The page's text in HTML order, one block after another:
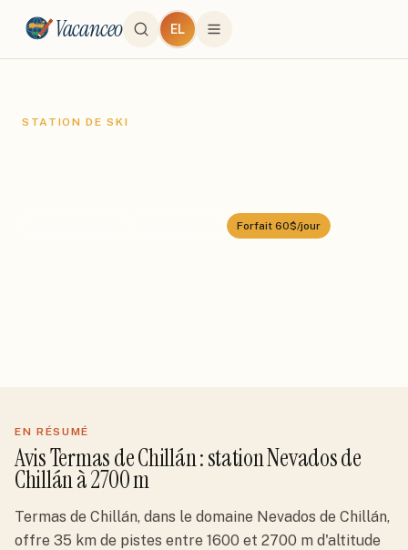
Vacanceo EL
STATION DE SKI
Forfait 60$/jour
EN RÉSUMÉ
AvisTermas de Chillán: stationNevados de
Chillánà 2700 m
Termas de Chillán, dans le domaine Nevados de Chillán,
offre 35 km de pistes entre 1600 et 2700 m d'altitude